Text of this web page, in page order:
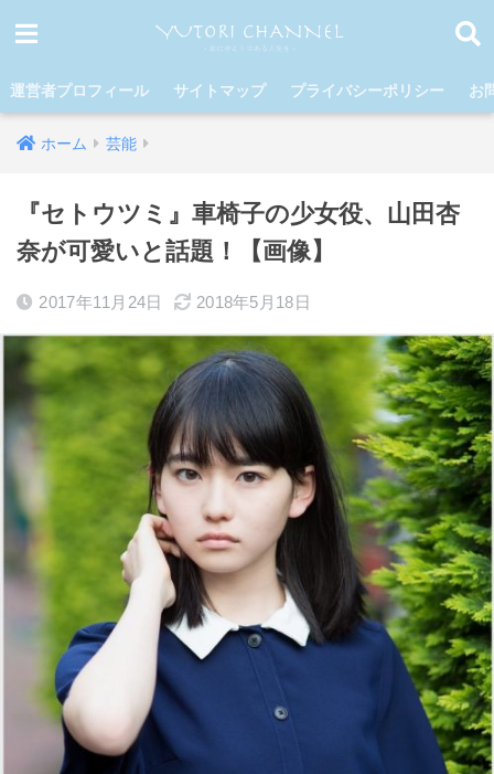
運営者プロフィール サイトマップ プライバシーポリシー お
ホーム 芸能
『セトウツミ』車椅子の少女役、山田杏
奈が可愛いと話題！【画像】
2017年11月24日 2018年5月18日